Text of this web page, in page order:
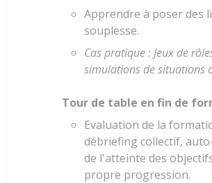
Apprendre à poser des
souplesse.
Cas pratique : Jeux de
simulations de situations
Tour de table en fin de
Evaluation de la
débriefing collectif,
de l'atteinte des
propre progression.